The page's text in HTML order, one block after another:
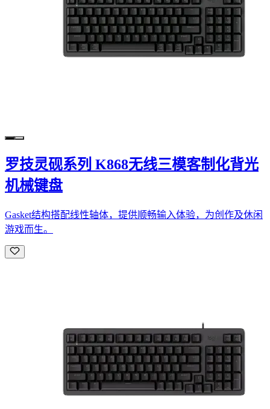
罗技灵砚系列 K868无线三模客制化背光
机械键盘
Gasket结构搭配线性轴体，提供顺畅输入体验，为创作及休闲
游戏而生。